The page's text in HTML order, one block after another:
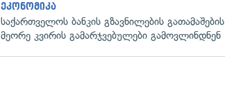
ეკონომიკა
საქართველოს ბანკის გზავნილების გათამაშების
მეორე კვირის გამარჯვებულები გამოვლინდნენ